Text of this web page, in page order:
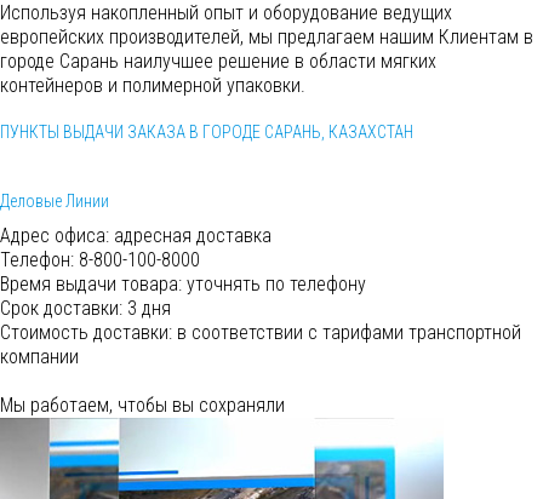
Используя накопленный опыт и оборудование ведущих
европейских производителей, мы предлагаем нашим Клиентам в
городе Сарань наилучшее решение в области мягких
контейнеров и полимерной упаковки.
ПУНКТЫ ВЫДАЧИ ЗАКАЗА В ГОРОДЕ САРАНЬ, КАЗАХСТАН
Деловые Линии
Адрес офиса: адресная доставка
Телефон: 8-800-100-8000
Время выдачи товара: уточнять по телефону
Срок доставки: 3 дня
Cтоимость доставки: в соответствии с тарифами транспортной
компании
Мы работаем, чтобы вы сохраняли